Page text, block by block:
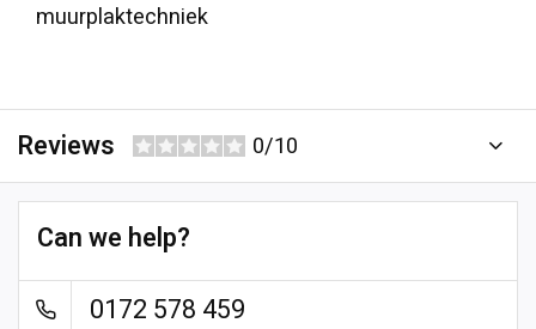
muurplaktechniek
Reviews 0/10
Can we help?
0172 578 459